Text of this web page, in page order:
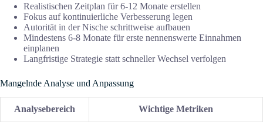
Realistischen Zeitplan für 6-12 Monate erstellen
Fokus auf kontinuierliche Verbesserung legen
Autorität in der Nische schrittweise aufbauen
Mindestens 6-8 Monate für erste nennenswerte Einnahmen
einplanen
Langfristige Strategie statt schneller Wechsel verfolgen
Mangelnde Analyse und Anpassung
Analysebereich Wichtige Metriken